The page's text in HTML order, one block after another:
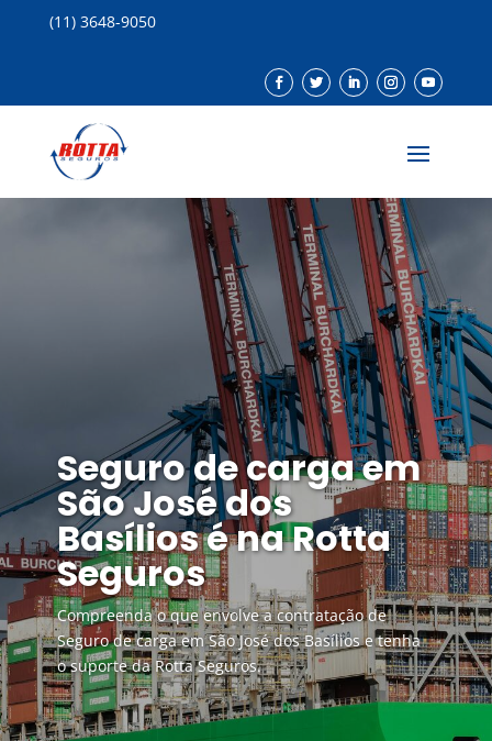
(11) 3648-9050
Seguro de carga em
São José dos
Basílios é na Rotta
Seguros
Compreenda o que envolve a contratação de
Seguro de carga em São José dos Basílios e tenha
o suporte da Rotta Seguros.